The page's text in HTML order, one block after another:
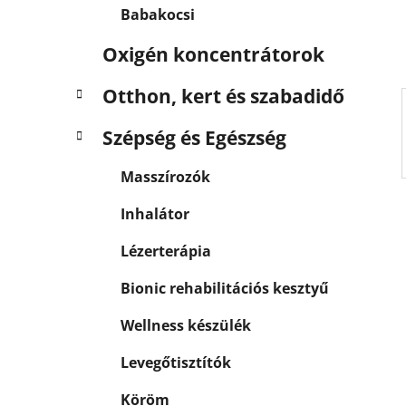
Babakocsi
Oxigén koncentrátorok
Otthon, kert és szabadidő
Szépség és Egészség
Masszírozók
Inhalátor
Lézerterápia
Bionic rehabilitációs kesztyű
Wellness készülék
Levegőtisztítók
Köröm